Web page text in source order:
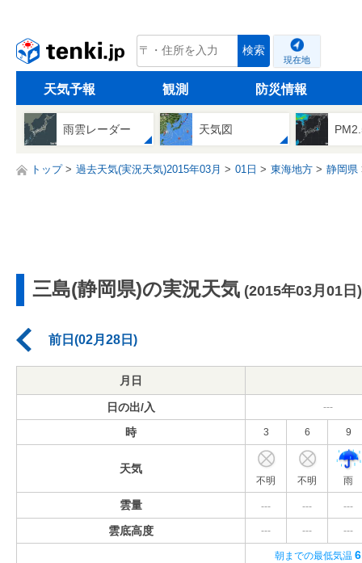
tenki.jp 検索
現在地
天気予報 観測 防災情報
雨雲レーダー 天気図
トップ 過去天気(実況天気)2015年03月 01日 東海地方 静岡県
三島(静岡県)の実況天気 (2015年03月01日)
前日(02月28日)
月日
日の出/入 ---
時 3 6 9
天気
不明 不明 雨
雲量 --- --- ---
雲底高度 --- --- ---
朝までの最低気温